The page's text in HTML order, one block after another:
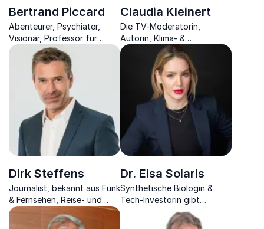
Bertrand Piccard
Abenteurer, Psychiater,
Visionär, Professor für
Naturwissenschaft und
Technologie
Claudia Kleinert
Die TV-Moderatorin,
Autorin, Klima- &
Charismaexpertin erklärt
derzeitige
Wettergeschehnisse und
vermittelt Charisma-Tipps
Dirk Steffens
Journalist, bekannt aus Funk
& Fernsehen, Reise- und
Naturfilmemacher der mit
Leidenschaft für unseren
Dr. Elsa Solaris
Synthetische Biologin &
Tech-Investorin gibt
inspirierende Einblicke in die
Biotechnologie der Zukunft